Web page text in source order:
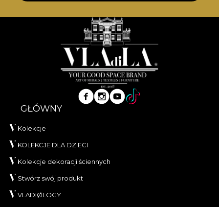
GŁÓWNY
Kolekcje
KOLEKCJE DLA DZIECI
Kolekcje dekoracji ściennych
Stwórz swój produkt
VLADIØLOGY